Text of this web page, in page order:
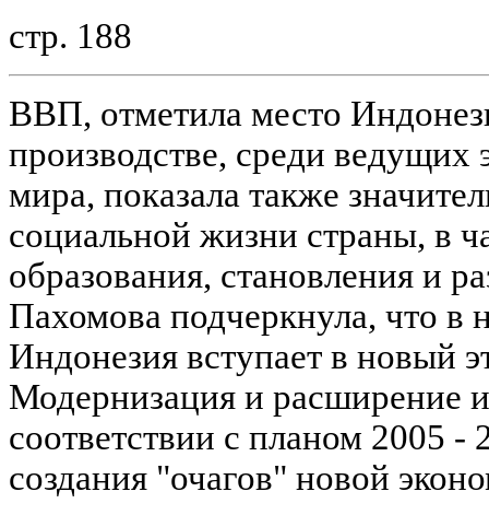
стр. 188
ВВП, отметила место
производстве, среди ведущих
мира, показала также
социальной жизни страны, в
образования, становления и
Пахомова подчеркнула, что в
Индонезия вступает в новый
Модернизация и расширение
соответствии с планом 2005 -
создания "очагов" новой